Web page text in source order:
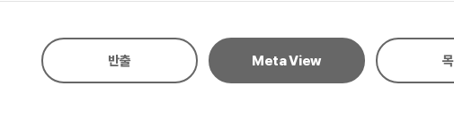
반출 Meta View